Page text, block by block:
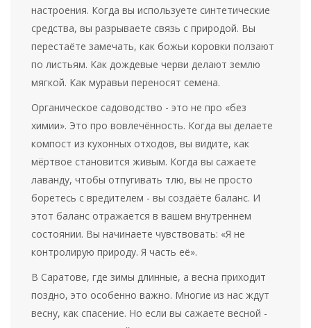
настроения. Когда вы используете синтетические
средства, вы разрываете связь с природой. Вы
перестаёте замечать, как божьи коровки ползают
по листьям. Как дождевые черви делают землю
мягкой. Как муравьи переносят семена.
Органическое садоводство - это не про «без
химии». Это про вовлечённость. Когда вы делаете
компост из кухонных отходов, вы видите, как
мёртвое становится живым. Когда вы сажаете
лаванду, чтобы отпугивать тлю, вы не просто
боретесь с вредителем - вы создаёте баланс. И
этот баланс отражается в вашем внутреннем
состоянии. Вы начинаете чувствовать: «Я не
контролирую природу. Я часть её».
В Саратове, где зимы длинные, а весна приходит
поздно, это особенно важно. Многие из нас ждут
весну, как спасение. Но если вы сажаете весной -